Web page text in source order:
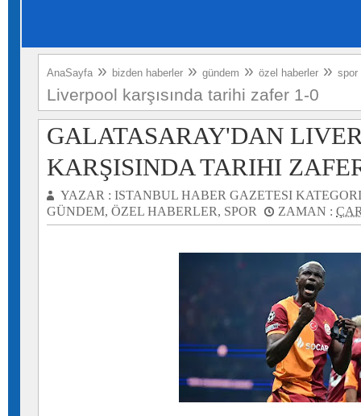
AnaSayfa » bizden haberler » gündem » özel haberler » spor
Liverpool karşısında tarihi zafer 1-0
GALATASARAY'DAN
KARŞISINDA TARIHI
YAZAR : ISTANBUL HABER GAZETESI
GÜNDEM, ÖZEL HABERLER, SPOR ZAMAN :